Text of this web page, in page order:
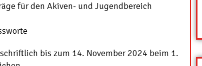
für den Akiven- und Jugendbereich
bis zum 14. November 2024 beim 1.